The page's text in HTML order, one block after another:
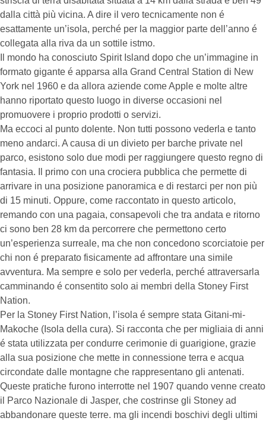
dalla città più vicina. A dire il vero tecnicamente non é
esattamente un’isola, perché per la maggior parte dell’anno é
collegata alla riva da un sottile istmo.
Il mondo ha conosciuto Spirit Island dopo che un’immagine in
formato gigante é apparsa alla Grand Central Station di New
York nel 1960 e da allora aziende come Apple e molte altre
hanno riportato questo luogo in diverse occasioni nel
promuovere i proprio prodotti o servizi.
Ma eccoci al punto dolente. Non tutti possono vederla e tanto
meno andarci. A causa di un divieto per barche private nel
parco, esistono solo due modi per raggiungere questo regno di
fantasia. Il primo con una crociera pubblica che permette di
arrivare in una posizione panoramica e di restarci per non più
di 15 minuti. Oppure, come raccontato in questo articolo,
remando con una pagaia, consapevoli che tra andata e ritorno
ci sono ben 28 km da percorrere che permettono certo
un’esperienza surreale, ma che non concedono scorciatoie per
chi non é preparato fisicamente ad affrontare una simile
avventura. Ma sempre e solo per vederla, perché attraversarla
camminando é consentito solo ai membri della Stoney First
Nation.
Per la Stoney First Nation, l’isola é sempre stata Gitani-mi-
Makoche (Isola della cura). Si racconta che per migliaia di anni
é stata utilizzata per condurre cerimonie di guarigione, grazie
alla sua posizione che mette in connessione terra e acqua
circondate dalle montagne che rappresentano gli antenati.
Queste pratiche furono interrotte nel 1907 quando venne creato
il Parco Nazionale di Jasper, che costrinse gli Stoney ad
abbandonare queste terre. ma gli incendi boschivi degli ultimi